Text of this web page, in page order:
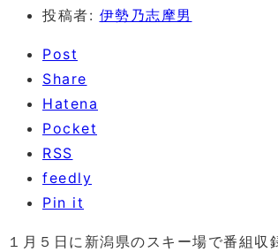
投稿者: 伊勢乃志摩男
Post
Share
Hatena
Pocket
RSS
feedly
Pin it
１月５日に新潟県のスキー場で番組